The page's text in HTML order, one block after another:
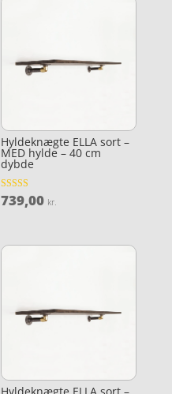
Hyldeknægte ELLA sort –
MED hylde – 40 cm
dybde
Vurderet
4
739,00 kr.